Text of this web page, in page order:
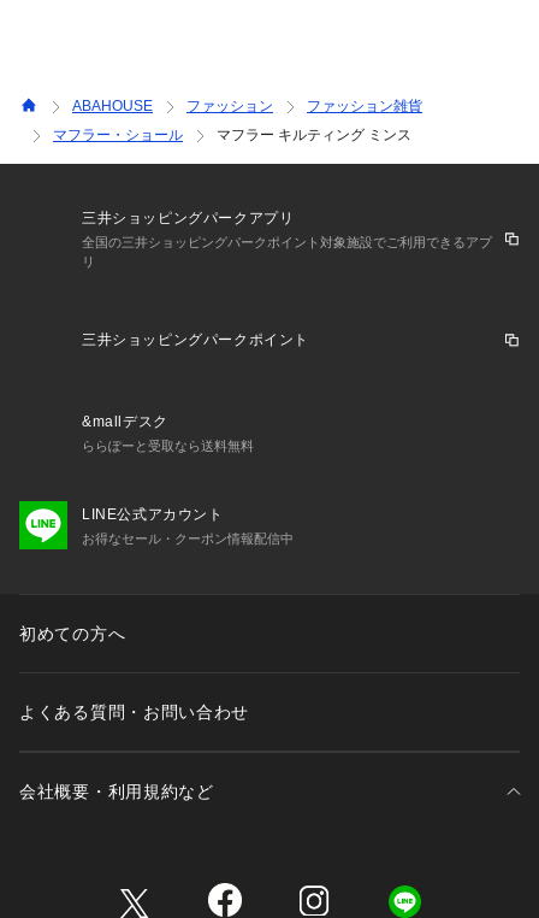
ABAHOUSE ファッション
ファッション雑貨
マフラー・ショール
マフラー キルティング ミンス
三井ショッピングパークアプリ
全国の三井ショッピングパークポイント対象施設でご利用できるアプ
リ
三井ショッピングパークポイント
&mallデスク
ららぽーと受取なら送料無料
LINE公式アカウント
お得なセール・クーポン情報配信中
初めての方へ
よくある質問・お問い合わせ
会社概要・利用規約など